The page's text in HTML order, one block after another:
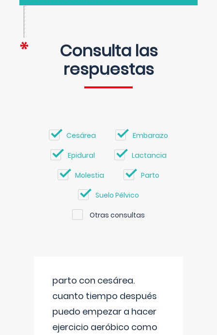
Consulta las
respuestas
Cesárea Embarazo
Epidural Lactancia
Molestia Parto
Suelo Pélvico
Otras consultas
parto con cesárea.
cuanto tiempo después
puedo empezar a hacer
ejercicio aeróbico como